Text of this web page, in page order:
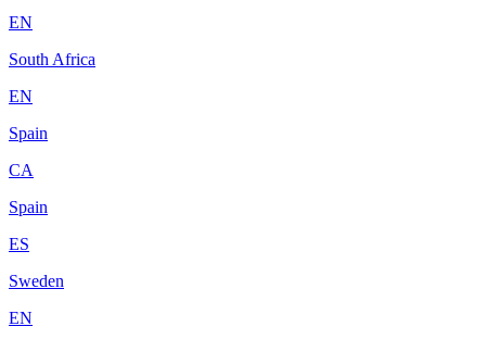
EN
South Africa
EN
Spain
CA
Spain
ES
Sweden
EN